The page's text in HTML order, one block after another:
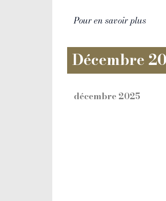
Pour en savoir plus
Décembre
décembre 2025